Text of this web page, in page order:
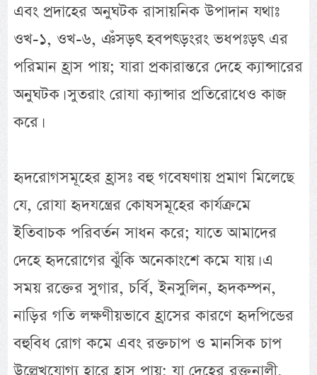
এবং প্রদাহের অনুঘটক রাসায়নিক উপাদান যথাঃ
ওখ-১, ওখ-৬, ঞঁসড়ৎ হবপৎড়ংরং ভধপঃড়ৎ এর
পরিমান হ্রাস পায়; যারা প্রকারান্তরে দেহে ক্যান্সারের
অনুঘটক। সুতরাং রোযা ক্যান্সার প্রতিরোধেও কাজ
করে।
হৃদরোগসমূহের হ্রাসঃ বহু গবেষণায় প্রমাণ মিলেছে
যে, রোযা হৃদযন্ত্রের কোষসমূহের কার্যক্রমে
ইতিবাচক পরিবর্তন সাধন করে; যাতে আমাদের
দেহে হৃদরোগের ঝুঁকি অনেকাংশে কমে যায়। এ
সময় রক্তের সুগার, চর্বি, ইনসুলিন, হৃদকম্পন,
নাড়ির গতি লক্ষণীয়ভাবে হ্রাসের কারণে হৃদপিন্ডের
বহুবিধ রোগ কমে এবং রক্তচাপ ও মানসিক চাপ